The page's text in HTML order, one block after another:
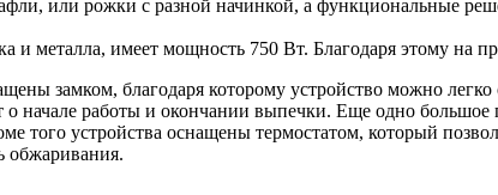
или рожки с разной начинкой, а функциональные
металла, имеет мощность 750 Вт. Благодаря этому на
замком, благодаря которому устройство можно
работы и окончании выпечки. Еще одно большое
устройства оснащены термостатом, который
обжаривания.